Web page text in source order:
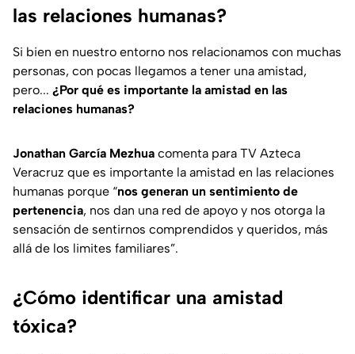
las relaciones humanas?
Si bien en nuestro entorno nos relacionamos con muchas
personas, con pocas llegamos a tener una amistad,
pero... ¿Por qué es importante la amistad en las
relaciones humanas?
Jonathan García Mezhua comenta para TV Azteca
Veracruz que es importante la amistad en las relaciones
humanas porque “nos generan un sentimiento de
pertenencia, nos dan una red de apoyo y nos otorga la
sensación de sentirnos comprendidos y queridos, más
allá de los limites familiares”.
¿Cómo identificar una amistad
tóxica?